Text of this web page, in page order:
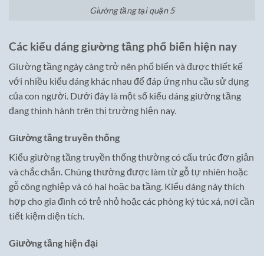
Giường tầng tại quận 5
Các kiểu dáng giường tầng phổ biến hiện nay
Giường tầng ngày càng trở nên phổ biến và được thiết kế
với nhiều kiểu dáng khác nhau để đáp ứng nhu cầu sử dụng
của con người. Dưới đây là một số kiểu dáng giường tầng
đang thịnh hành trên thị trường hiện nay.
Giường tầng truyền thống
Kiểu giường tầng truyền thống thường có cấu trúc đơn giản
và chắc chắn. Chúng thường được làm từ gỗ tự nhiên hoặc
gỗ công nghiệp và có hai hoặc ba tầng. Kiểu dáng này thích
hợp cho gia đình có trẻ nhỏ hoặc các phòng ký túc xá, nơi cần
tiết kiệm diện tích.
Giường tầng hiện đại